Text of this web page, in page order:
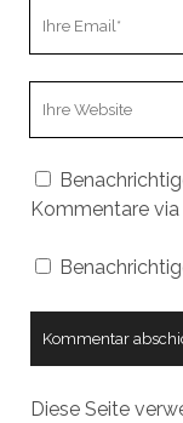
Kommentare via
Diese Seite